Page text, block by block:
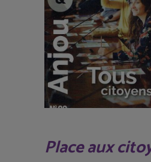
Place aux